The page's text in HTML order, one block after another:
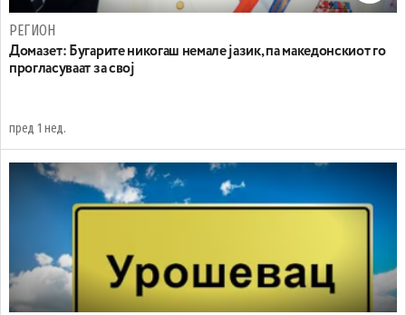
РЕГИОН
Домазет: Бугарите никогаш немале јазик, па македонскиот го
прогласуваат за свој
пред 1 нед.